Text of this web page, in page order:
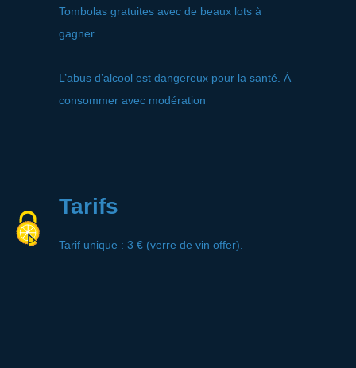
Tombolas gratuites avec de beaux lots à
gagner
L’abus d’alcool est dangereux pour la santé. À
consommer avec modération
Tarifs
Tarif unique : 3 € (verre de vin offer).